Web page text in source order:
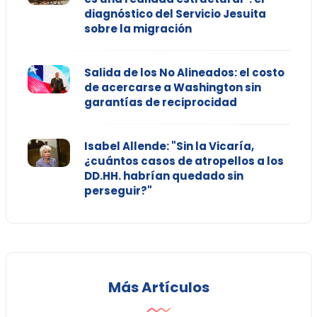
diagnóstico del Servicio Jesuita
sobre la migración
Salida de los No Alineados: el costo
de acercarse a Washington sin
garantías de reciprocidad
Isabel Allende: "Sin la Vicaría,
¿cuántos casos de atropellos a los
DD.HH. habrían quedado sin
perseguir?"
Más Artículos